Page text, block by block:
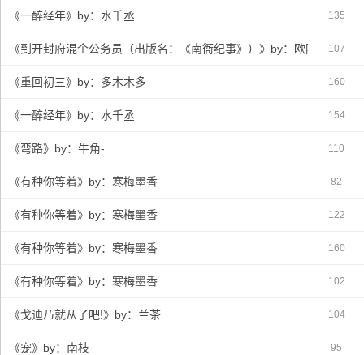
《一醉经年》by：水千丞 135
《到开封府混个公务员（出版名：《南衙纪事》）》by：欧阳墨心（
107
《重回初三》by：多木木多 160
《一醉经年》by：水千丞 154
《弯路》by：牛角- 110
《有种你等着》by：寒梅墨香 82
《有种你等着》by：寒梅墨香 122
《有种你等着》by：寒梅墨香 160
《有种你等着》by：寒梅墨香 102
《戈迪乃就从了吧!》by：兰茶 104
《宠》by：南枝 95